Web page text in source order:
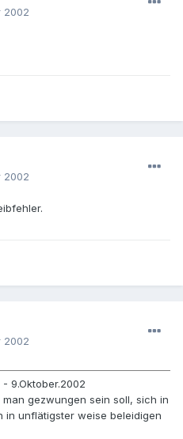
2002
2002
2002
- 9.Oktober.2002
gezwungen sein soll, sich in
in unflätigster weise beleidigen